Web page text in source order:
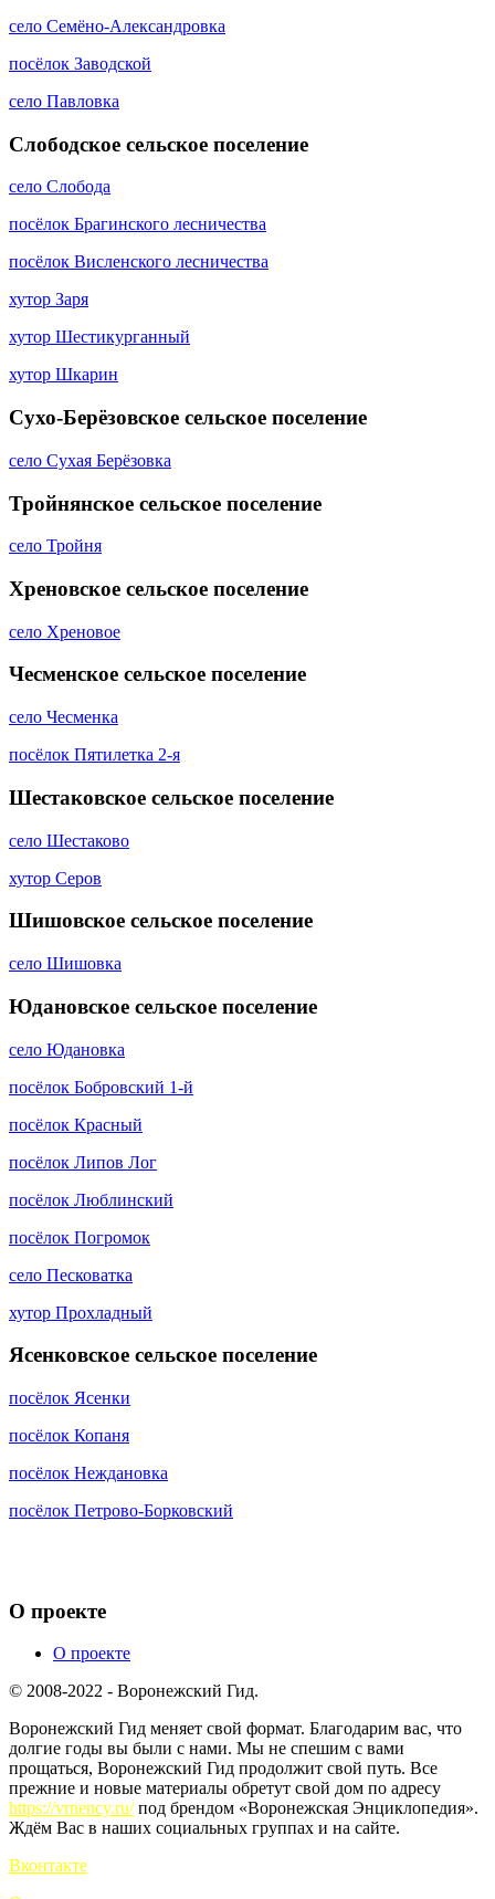
село Семёно-Александровка
посёлок Заводской
село Павловка
Слободское сельское поселение
село Слобода
посёлок Брагинского лесничества
посёлок Висленского лесничества
хутор Заря
хутор Шестикурганный
хутор Шкарин
Сухо-Берёзовское сельское поселение
село Сухая Берёзовка
Тройнянское сельское поселение
село Тройня
Хреновское сельское поселение
село Хреновое
Чесменское сельское поселение
село Чесменка
посёлок Пятилетка 2-я
Шестаковское сельское поселение
село Шестаково
хутор Серов
Шишовское сельское поселение
село Шишовка
Юдановское сельское поселение
село Юдановка
посёлок Бобровский 1-й
посёлок Красный
посёлок Липов Лог
посёлок Люблинский
посёлок Погромок
село Песковатка
хутор Прохладный
Ясенковское сельское поселение
посёлок Ясенки
посёлок Копаня
посёлок Неждановка
посёлок Петрово-Борковский
О проекте
О проекте
© 2008-2022 - Воронежский Гид.
Воронежский Гид меняет свой формат. Благодарим вас, что
долгие годы вы были с нами. Мы не спешим с вами
прощаться, Воронежский Гид продолжит свой путь. Все
прежние и новые материалы обретут свой дом по адресу
https://vrnency.ru/под брендом «Воронежская Энциклопедия».
Ждём Вас в наших социальных группах и на сайте.
Вконтакте